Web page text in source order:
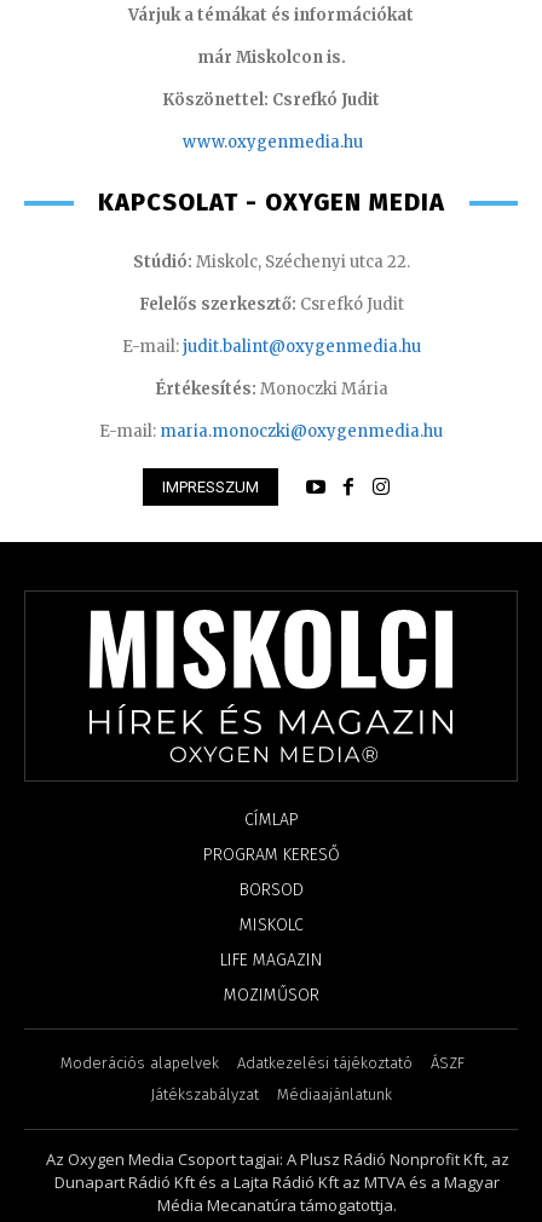
Várjuk a témákat és információkat
már Miskolcon is.
Köszönettel: Csrefkó Judit
www.oxygenmedia.hu
KAPCSOLAT - OXYGEN MEDIA
Stúdió: Miskolc, Széchenyi utca 22.
Felelős szerkesztő: Csrefkó Judit
E-mail:judit.balint@oxygenmedia.hu
Értékesítés: Monoczki Mária
E-mail: maria.monoczki@oxygenmedia.hu
IMPRESSZUM
CÍMLAP
PROGRAM KERESŐ
BORSOD
MISKOLC
LIFE MAGAZIN
MOZIMŰSOR
Moderációs alapelvek Adatkezelési tájékoztató
ÁSZF
Játékszabályzat
Médiaajánlatunk
Az Oxygen Media Csoport tagjai: A Plusz Rádió Nonprofit Kft, az
Dunapart Rádió Kft és a Lajta Rádió Kft az MTVA és a Magyar
Média Mecanatúra támogatottja.